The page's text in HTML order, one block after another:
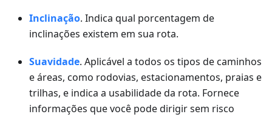
Inclinação. Indica qual porcentagem de
inclinações existem em sua rota.
Suavidade. Aplicável a todos os tipos de caminhos
e áreas, como rodovias, estacionamentos, praias e
trilhas, e indica a usabilidade da rota. Fornece
informações que você pode dirigir sem risco